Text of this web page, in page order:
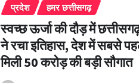
प्रदेश हमर छत्तीसगढ़
स्वच्छ ऊर्जा की दौड़ में
ने रचा इतिहास, देश में सबसे
मिली 50 करोड़ की बड़ी सौगात